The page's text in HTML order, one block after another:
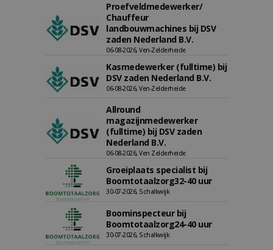
Proefveldmedewerker/
Chauffeur
landbouwmachines bij DSV
zaden Nederland B.V.
06-08-2026, Ven-Zelderheide
Kasmedewerker (fulltime) bij
DSV zaden Nederland B.V.
06-08-2026, Ven-Zelderheide
Allround
magazijnmedewerker
(fulltime) bij DSV zaden
Nederland B.V.
06-08-2026, Ven Zelderheide
Groeiplaats specialist bij
Boomtotaalzorg32-40 uur
30-07-2026, Schalkwijk
Boominspecteur bij
Boomtotaalzorg24-40 uur
30-07-2026, Schalkwijk